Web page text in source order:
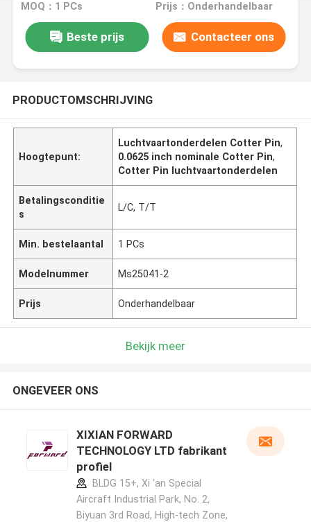
MOQ：1 PCs Prijs：Onderhandelbaar
Beste prijs Contacteer ons
PRODUCTOMSCHRIJVING
Hoogtepunt:
Luchtvaartonderdelen Cotter Pin,
0.0625 inch nominale Cotter Pin,
Cotter Pin luchtvaartonderdelen
Betalingsconditie
s
L/C, T/T
Min. bestelaantal 1 PCs
Modelnummer Ms25041-2
Prijs Onderhandelbaar
Bekijk meer
ONGEVEER ONS
XIXIAN FORWARD
TECHNOLOGY LTD fabrikant
profiel
BLDG 15+, Xi 'an Special
Aircraft Industrial Park, No. 2,
Biyuan 3rd Road, High-tech Zone,